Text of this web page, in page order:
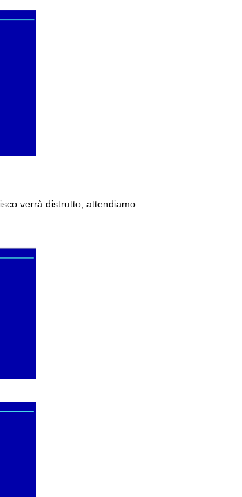
verrà distrutto, attendiamo